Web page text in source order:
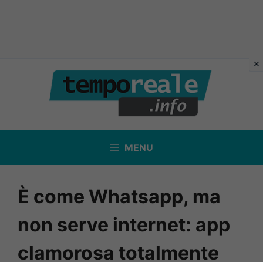
contenuto
MENU
È come Whatsapp, ma
non serve internet: app
clamorosa totalmente